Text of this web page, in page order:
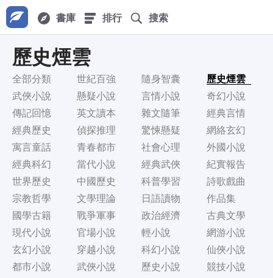
書庫 排行 搜索
歷史煙雲
全部分類 世紀百強 隨身智囊
歷史煙雲
武俠小說
懸疑小說 言情小說
奇幻小說
傳記回憶
英文讀本 雜文隨筆
經典言情
經典歷史
偵探推理 驚悚懸疑
網絡玄幻
寓言童話
青春都市 社會心理
外國小說
經典科幻
當代小說 經典武俠
紀實報告
世界歷史
中國歷史 科普學習
詩歌戲曲
宗教哲學
文學理論 日語讀物
作品集
國學古籍
戰爭軍事 政治經濟
古典文學
現代小說
官場小說 輕小說
網游小說
玄幻小說
穿越小說 科幻小說
仙俠小說
都市小說
武俠小說 歷史小說
競技小說